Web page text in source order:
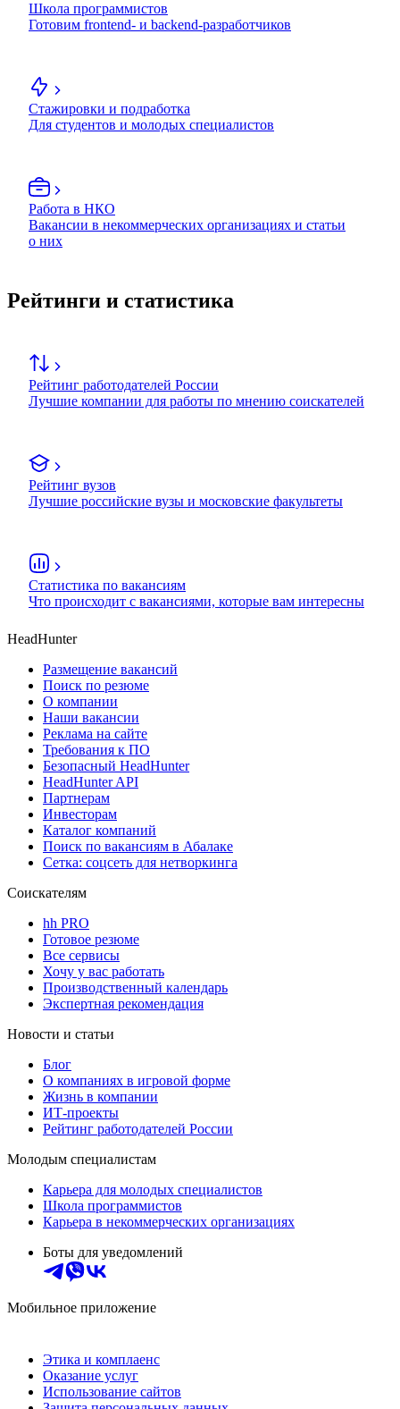
Школа программистов
Готовим frontend- и backend-разработчиков
Стажировки и подработка
Для студентов и молодых специалистов
Работа в НКО
Вакансии в некоммерческих организациях и статьи
о них
Рейтинги и статистика
Рейтинг работодателей России
Лучшие компании для работы по мнению соискателей
Рейтинг вузов
Лучшие российские вузы и московские факультеты
Статистика по вакансиям
Что происходит с вакансиями, которые вам интересны
HeadHunter
Размещение вакансий
Поиск по резюме
О компании
Наши вакансии
Реклама на сайте
Требования к ПО
Безопасный HeadHunter
HeadHunter API
Партнерам
Инвесторам
Каталог компаний
Поиск по вакансиям в Абалаке
Сетка: соцсеть для нетворкинга
Соискателям
hh PRO
Готовое резюме
Все сервисы
Хочу у вас работать
Производственный календарь
Экспертная рекомендация
Новости и статьи
Блог
О компаниях в игровой форме
Жизнь в компании
ИТ-проекты
Рейтинг работодателей России
Молодым специалистам
Карьера для молодых специалистов
Школа программистов
Карьера в некоммерческих организациях
Боты для уведомлений
Мобильное приложение
Этика и комплаенс
Оказание услуг
Использование сайтов